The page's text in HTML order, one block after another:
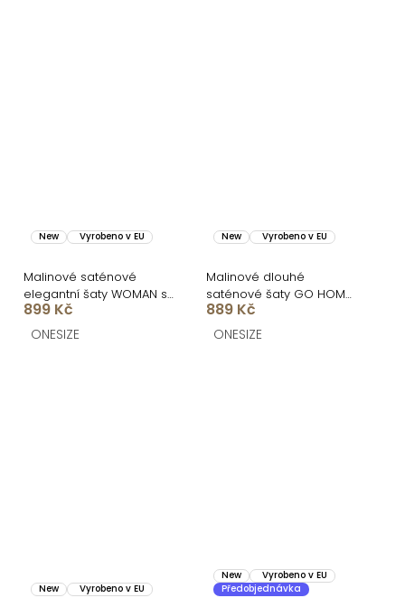
New Vyrobeno v EU
Malinové saténové
elegantní šaty WOMAN s
dlouhým rukávem
899 Kč
ONESIZE
New Vyrobeno v EU
Malinové dlouhé
saténové šaty GO HOME
s krátkým rukávem a
rozparkem
889 Kč
ONESIZE
New Vyrobeno v EU
New
Vyrobeno v EU
Předobjednávka